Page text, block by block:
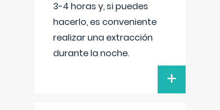
3-4 horas y, si puedes
hacerlo, es conveniente
realizar una extracción
durante la noche.
+